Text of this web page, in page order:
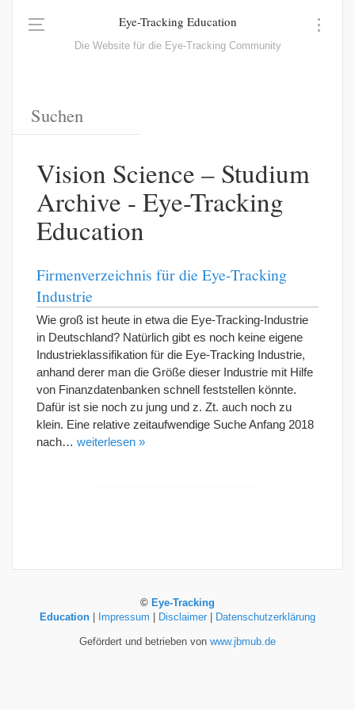
Eye-Tracking Education
Die Website für die Eye-Tracking Community
Vision Science – Studium
Archive - Eye-Tracking
Education
Firmenverzeichnis für die Eye-Tracking
Industrie
Wie groß ist heute in etwa die Eye-Tracking-Industrie
in Deutschland? Natürlich gibt es noch keine eigene
Industrieklassifikation für die Eye-Tracking Industrie,
anhand derer man die Größe dieser Industrie mit Hilfe
von Finanzdatenbanken schnell feststellen könnte.
Dafür ist sie noch zu jung und z. Zt. auch noch zu
klein. Eine relative zeitaufwendige Suche Anfang 2018
nach… weiterlesen »
© Eye-Tracking
Education
Impressum Disclaimer Datenschutzerklärung
Gefördert und betrieben von www.jbmub.de